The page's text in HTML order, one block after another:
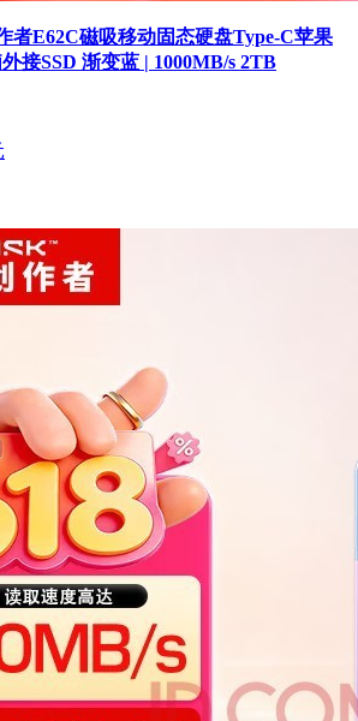
者E62C磁吸移动固态硬盘Type-C苹果
接SSD 渐变蓝 | 1000MB/s 2TB